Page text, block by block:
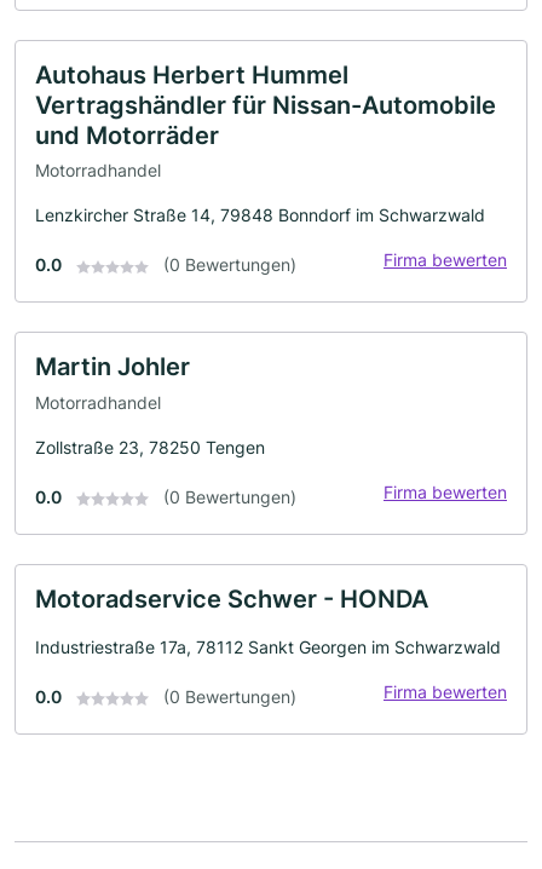
Autohaus Herbert Hummel
Vertragshändler für Nissan-Automobile
und Motorräder
Motorradhandel
Lenzkircher Straße 14, 79848 Bonndorf im Schwarzwald
0.0 (0 Bewertungen) Firma bewerten
Martin Johler
Motorradhandel
Zollstraße 23, 78250 Tengen
0.0 (0 Bewertungen) Firma bewerten
Motoradservice Schwer - HONDA
Industriestraße 17a, 78112 Sankt Georgen im Schwarzwald
0.0 (0 Bewertungen) Firma bewerten